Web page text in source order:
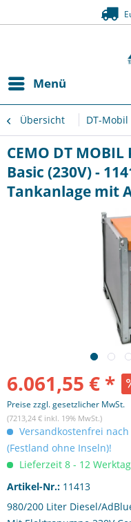
Menü
Übersicht DT-Mobil
CEMO DT MOBIL
Basic (230V) -
Tankanlage mit
6.061,55 € *
Preise zzgl. gesetzlicher MwSt.
(7213,24 € inkl. 19% MwSt.)
Versandkostenfrei
(Festland ohne Inseln)!
Lieferzeit 8 - 12
Artikel-Nr.: 11413
980/200 Liter Diesel/